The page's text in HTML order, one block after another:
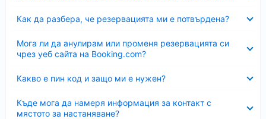
Как да разбера, че резервацията ми е потвърдена?
Мога ли да анулирам или променя резервацията си
чрез уеб сайта на Booking.com?
Какво е пин код и защо ми е нужен?
Къде мога да намеря информация за контакт с
мястото за настаняване?